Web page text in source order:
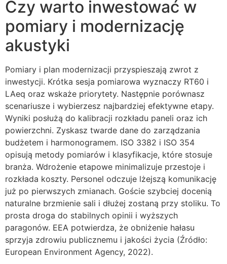
Czy warto inwestować w
pomiary i modernizację
akustyki
Pomiary i plan modernizacji przyspieszają zwrot z
inwestycji. Krótka sesja pomiarowa wyznaczy RT60 i
LAeq oraz wskaże priorytety. Następnie porównasz
scenariusze i wybierzesz najbardziej efektywne etapy.
Wyniki posłużą do kalibracji rozkładu paneli oraz ich
powierzchni. Zyskasz twarde dane do zarządzania
budżetem i harmonogramem. ISO 3382 i ISO 354
opisują metody pomiarów i klasyfikacje, które stosuje
branża. Wdrożenie etapowe minimalizuje przestoje i
rozkłada koszty. Personel odczuje lżejszą komunikację
już po pierwszych zmianach. Goście szybciej docenią
naturalne brzmienie sali i dłużej zostaną przy stoliku. To
prosta droga do stabilnych opinii i wyższych
paragonów. EEA potwierdza, że obniżenie hałasu
sprzyja zdrowiu publicznemu i jakości życia (Źródło:
European Environment Agency, 2022).